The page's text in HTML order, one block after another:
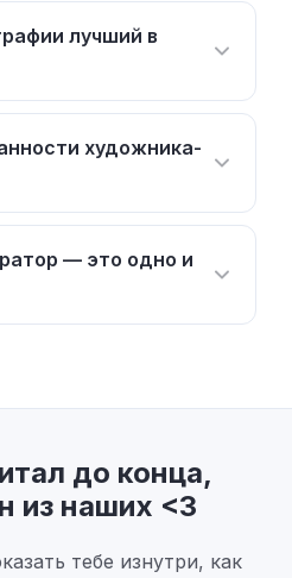
лучший в
художника-
— это одно и
до конца,
из наших <3
тебе изнутри, как